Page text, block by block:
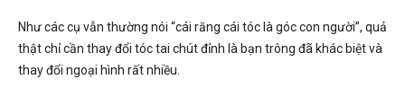
Như các cụ vẫn thường nói “cái răng cái tóc là góc con người”, quả
thật chỉ cần thay đổi tóc tai chút đỉnh là bạn trông đã khác biệt và
thay đổi ngoại hình rất nhiều.